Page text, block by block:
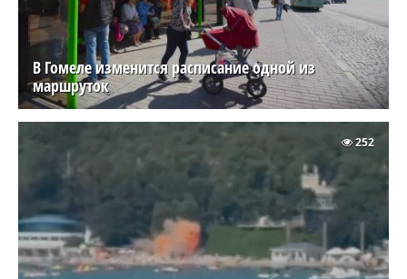
В Гомеле изменится расписание одной из
маршруток
252